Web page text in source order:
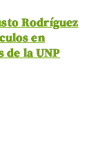
Rodríguez
en
la UNP